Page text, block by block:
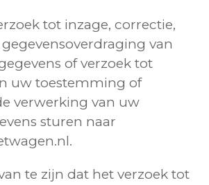
tot inzage, correctie,
van
of verzoek tot
uw toestemming of
verwerking van uw
sturen naar
te zijn dat het verzoek tot